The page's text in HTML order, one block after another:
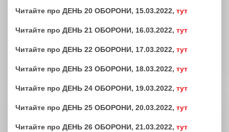
Читайте про ДЕНЬ 20 ОБОРОНИ, 15.03.2022, тут
Читайте про ДЕНЬ 21 ОБОРОНИ, 16.03.2022, тут
Читайте про ДЕНЬ 22 ОБОРОНИ, 17.03.2022, тут
Читайте про ДЕНЬ 23 ОБОРОНИ, 18.03.2022, тут
Читайте про ДЕНЬ 24 ОБОРОНИ, 19.03.2022, тут
Читайте про ДЕНЬ 25 ОБОРОНИ, 20.03.2022, тут
Читайте про ДЕНЬ 26 ОБОРОНИ, 21.03.2022, тут